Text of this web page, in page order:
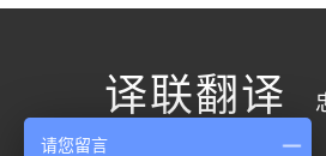
译联翻译
请您留言